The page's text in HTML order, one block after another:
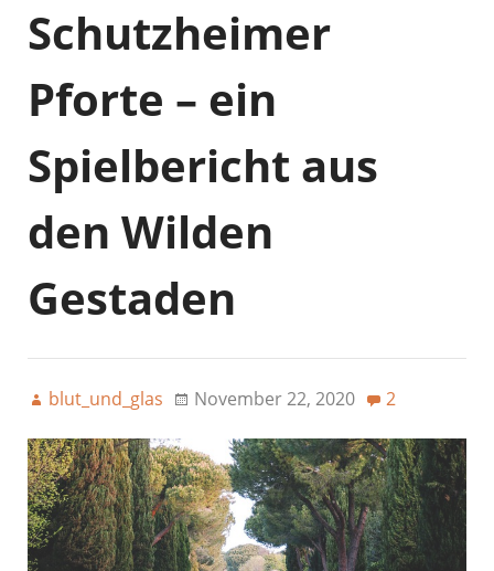
Schutzheimer
Pforte – ein
Spielbericht aus
den Wilden
Gestaden
blut_und_glas November 22, 2020 2